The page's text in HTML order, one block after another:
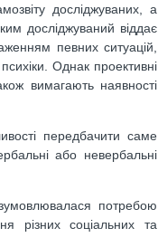
досліджуваних, а
досліджуваний віддає
певних ситуацій,
Однак проективні
вимагають наявності
передбачити саме
або невербальні
потребою
різних соціальних та